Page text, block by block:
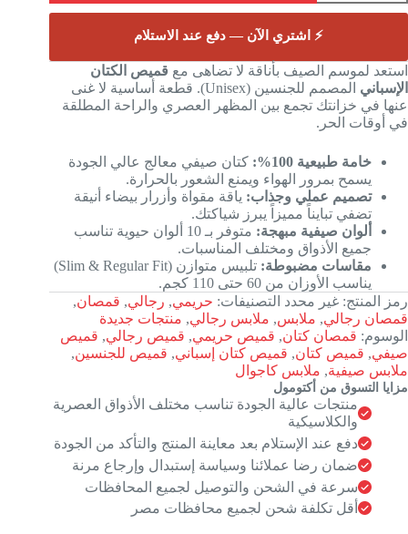
⚡ اشتري الآن — دفع عند الاستلام
استعد لموسم الصيف بأناقة لا تضاهى مع قميص الكتان
الإسباني
المصمم للجنسين (Unisex). قطعة أساسية لا غنى
عنها في خزانتك تجمع بين المظهر العصري والراحة المطلقة
في أوقات الحر.
خامة طبيعية 100%:
كتان صيفي معالج عالي الجودة
يسمح بمرور الهواء ويمنع الشعور بالحرارة.
تصميم عملي وجذاب: ياقة مقواة وأزرار بيضاء أنيقة
تضفي تبايناً مميزاً يبرز شياكتك.
ألوان صيفية مبهجة:
متوفر بـ 10 ألوان حيوية تناسب
جميع الأذواق ومختلف المناسبات.
مقاسات مضبوطة:
تلبيس متوازن (Slim & Regular Fit)
يناسب الأوزان من 60 حتى 110 كجم.
رمز المنتج: غير محدد التصنيفات: حريمي, رجالي, قمصان,
قمصان رجالي, ملابس, ملابس رجالي, منتجات جديدة
الوسوم: قمصان كتان, قميص حريمي, قميص رجالي, قميص
صيفي, قميص كتان, قميص كتان إسباني, قميص للجنسين,
ملابس صيفية, ملابس كاجوال
مزايا التسوق من أكتومول
منتجات عالية الجودة تناسب مختلف الأذواق العصرية
والكلاسيكية
دفع عند الإستلام بعد معاينة المنتج والتأكد من الجودة
ضمان رضا عملائنا وسياسة إستبدال وإرجاع مرنة
سرعة في الشحن والتوصيل لجميع المحافظات
أقل تكلفة شحن لجميع محافظات مصر